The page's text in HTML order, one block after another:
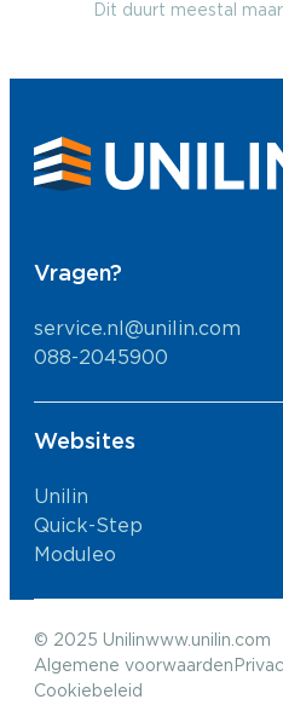
Dit duurt meestal
Vragen?
service.nl@unilin.com
088-2045900
Websites
Unilin
Quick-Step
Moduleo
© 2025 Unilinwww.unilin.com
Algemene voorwaarden
Cookiebeleid